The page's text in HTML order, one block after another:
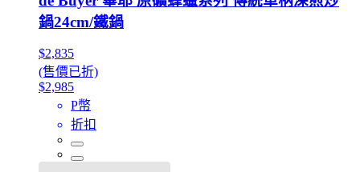
鍋24cm/鐵鍋
$2,835
(售價已折)
$2,985
P幣
折扣